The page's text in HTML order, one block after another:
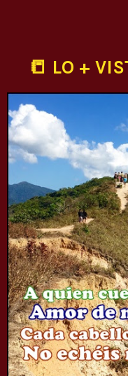
📒 LO +